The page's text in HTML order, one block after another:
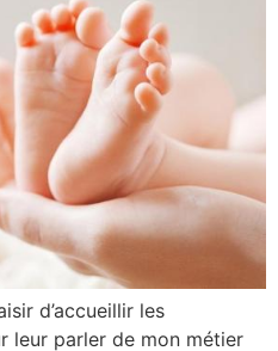
d’accueillir les
leur parler de mon métier